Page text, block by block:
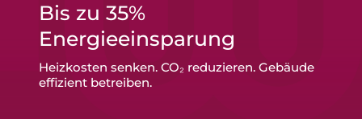
Bis zu 35%
Energieeinsparung
Heizkosten senken. CO₂ reduzieren. Gebäude
effizient betreiben.